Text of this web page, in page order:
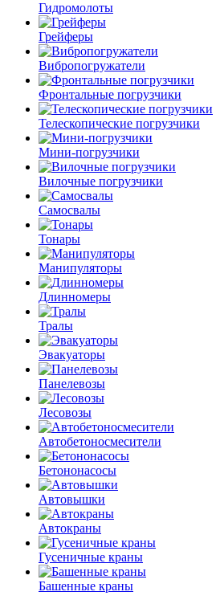
Гидромолоты
Грейферы
Вибро­погружатели
Фронтальные погрузчики
Телескопические погрузчики
Мини-погрузчики
Вилочные погрузчики
Самосвалы
Тонары
Манипуляторы
Длинномеры
Тралы
Эвакуаторы
Панелевозы
Лесовозы
Автобетоно­смесители
Бетононасосы
Автовышки
Автокраны
Гусеничные краны
Башенные краны